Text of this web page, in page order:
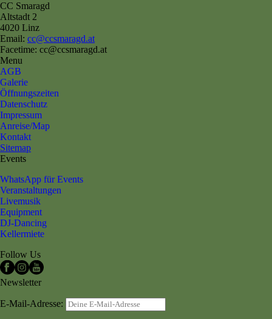
CC Smaragd
Altstadt 2
4020 Linz
Email: cc@ccsmaragd.at
Facetime: cc@ccsmaragd.at
Menu
AGB
Galerie
Öffnungszeiten
Datenschutz
Impressum
Anreise/Map
Kontakt
Sitemap
Events
WhatsApp für Events
Veranstaltungen
Livemusik
Equipment
DJ-Dancing
Kellermiete
Follow Us
Newsletter
E-Mail-Adresse: